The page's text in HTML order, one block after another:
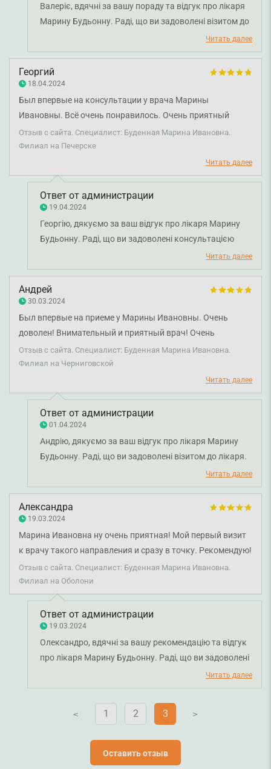
Валеріє, вдячні за вашу пораду та відгук про лікаря
Марину Будьонну. Раді, що ви задоволені візитом до
Читать далее
Георгий
18.04.2024
Был впервые на консультации у врача Марины
Ивановны. Всё очень понравилось. Очень приятный
человек и специалист высокого уровня, видно, что любит
свое дело, было очень комфортно на приеме. Врач
подробно провела консультацию, уточнила все детали по
истории болезни, внимательно пересмотрели все
предварительные заключения, лечения. После
консультации получил всю информацию о болезни,
обсудили план лечения, рекомендации и т.д. Спасибо
врачу за профессионализм и человечность!
Отзыв с сайта. Специалист: Буденная Марина Ивановна.
Филиал на Печерске
Читать далее
Ответ от администрации
19.04.2024
Георгію, дякуємо за ваш відгук про лікаря Марину
Будьонну. Раді, що ви задоволені консультацією
Читать далее
Андрей
30.03.2024
Был впервые на приеме у Марины Ивановны. Очень
доволен! Внимательный и приятный врач! Очень
комфортна в общении, внимательно выслушала.
Подробно и понятно все объяснила и назначила лечение.
Отзыв с сайта. Специалист: Буденная Марина Ивановна.
Филиал на Черниговской
Читать далее
Ответ от администрации
01.04.2024
Андрію, дякуємо за ваш відгук про лікаря Марину
Будьонну. Раді, що ви задоволені візитом до лікаря.
Читать далее
Александра
19.03.2024
Марина Ивановна ну очень приятная! Мой первый визит
к врачу такого направления и сразу в точку. Рекомендую!
Отзыв с сайта. Специалист: Буденная Марина Ивановна.
Филиал на Оболони
Ответ от администрации
19.03.2024
Олександро, вдячні за вашу рекомендацію та відгук
про лікаря Марину Будьонну. Раді, що ви задоволені
візитом до лікаря. Бажаємо міцного здоров'я!Читать далее
V 1 2 3 V
Оставить отзыв